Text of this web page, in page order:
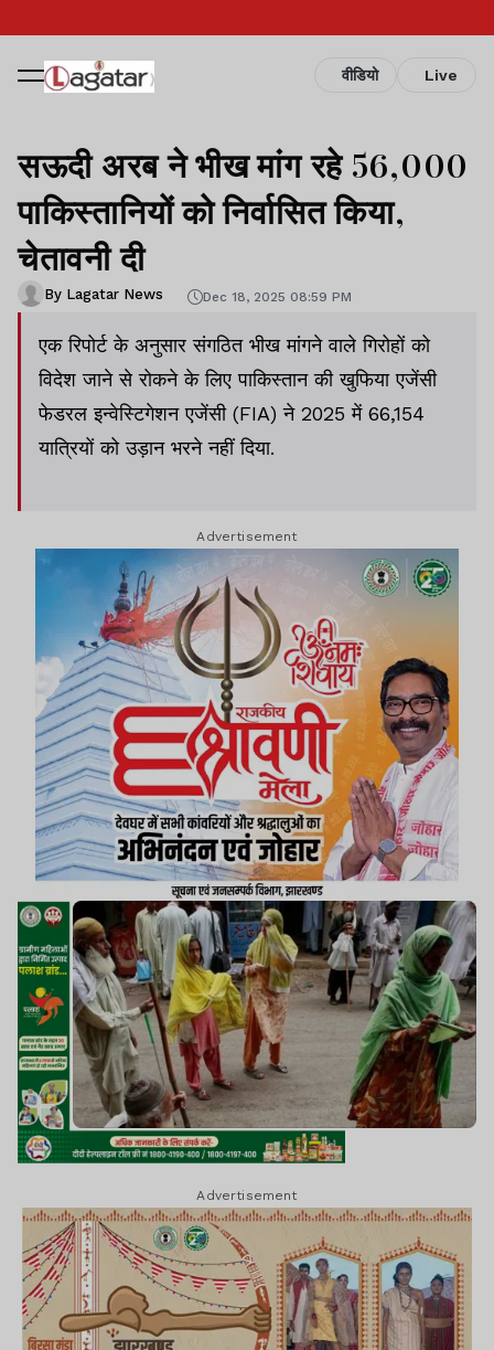
वीडियो Live
सऊदी अरब ने भीख मांग रहे 56,000
पाकिस्तानियों को निर्वासित किया,
चेतावनी दी
By Lagatar News Dec 18, 2025 08:59 PM
एक रिपोर्ट के अनुसार संगठित भीख मांगने वाले गिरोहों को
विदेश जाने से रोकने के लिए पाकिस्तान की खुफिया एजेंसी
फेडरल इन्वेस्टिगेशन एजेंसी (FIA) ने 2025 में 66,154
यात्रियों को उड़ान भरने नहीं दिया.
Advertisement
Advertisement